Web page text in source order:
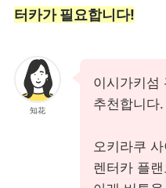
터카가 필요합니다!
知花
이시가키섬
추천합니다.
오키라쿠
렌터카 플